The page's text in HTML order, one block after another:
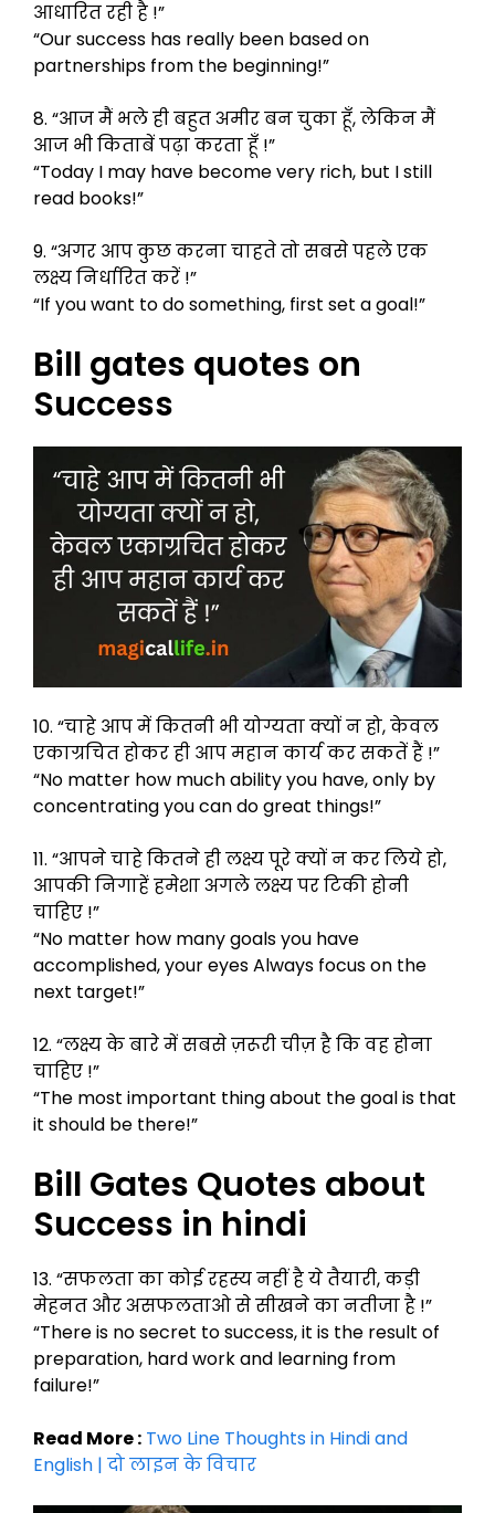
आधारित रही है !”
“Our success has really been based on
partnerships from the beginning!”
8. “आज मैं भले ही बहुत अमीर बन चुका हूँ, लेकिन मैं
आज भी किताबें पढ़ा करता हूँ !”
“Today I may have become very rich, but I still
read books!”
9. “अगर आप कुछ करना चाहते तो सबसे पहले एक
लक्ष्य निर्धारित करें !”
“If you want to do something, first set a goal!”
Bill gates quotes on
Success
10. “चाहे आप में कितनी भी योग्यता क्यों न हो, केवल
एकाग्रचित होकर ही आप महान कार्य कर सकतें हैं !”
“No matter how much ability you have, only by
concentrating you can do great things!”
11. “आपने चाहे कितने ही लक्ष्य पूरे क्यों न कर लिये हो,
आपकी निगाहें हमेशा अगले लक्ष्य पर टिकी होनी
चाहिए !”
“No matter how many goals you have
accomplished, your eyes Always focus on the
next target!”
12. “लक्ष्य के बारे में सबसे ज़रूरी चीज़ है कि वह होना
चाहिए !”
“The most important thing about the goal is that
it should be there!”
Bill Gates Quotes about
Success in hindi
13. “सफलता का कोई रहस्य नहीं है ये तैयारी, कड़ी
मेहनत और असफलताओ से सीखने का नतीजा है !”
“There is no secret to success, it is the result of
preparation, hard work and learning from
failure!”
Read More : Two Line Thoughts in Hindi and
English | दो लाइन के विचार